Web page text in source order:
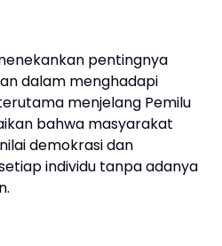
pentingnya
dalam menghadapi
menjelang Pemilu
bahwa masyarakat
demokrasi dan
individu tanpa adanya